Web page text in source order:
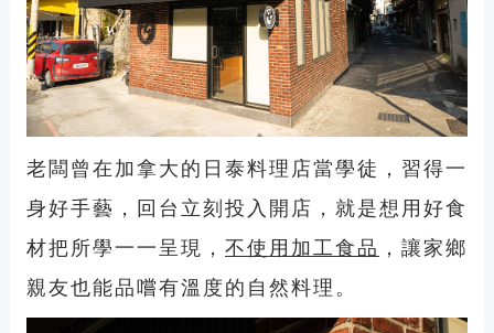
老闆曾在加拿大的日泰料理店當學徒，習得一
身好手藝，回台立刻投入開店，就是想用好食
材把所學一一呈現， 不使用加工食品 ，讓家鄉
親友也能品嚐有溫度的自然料理。